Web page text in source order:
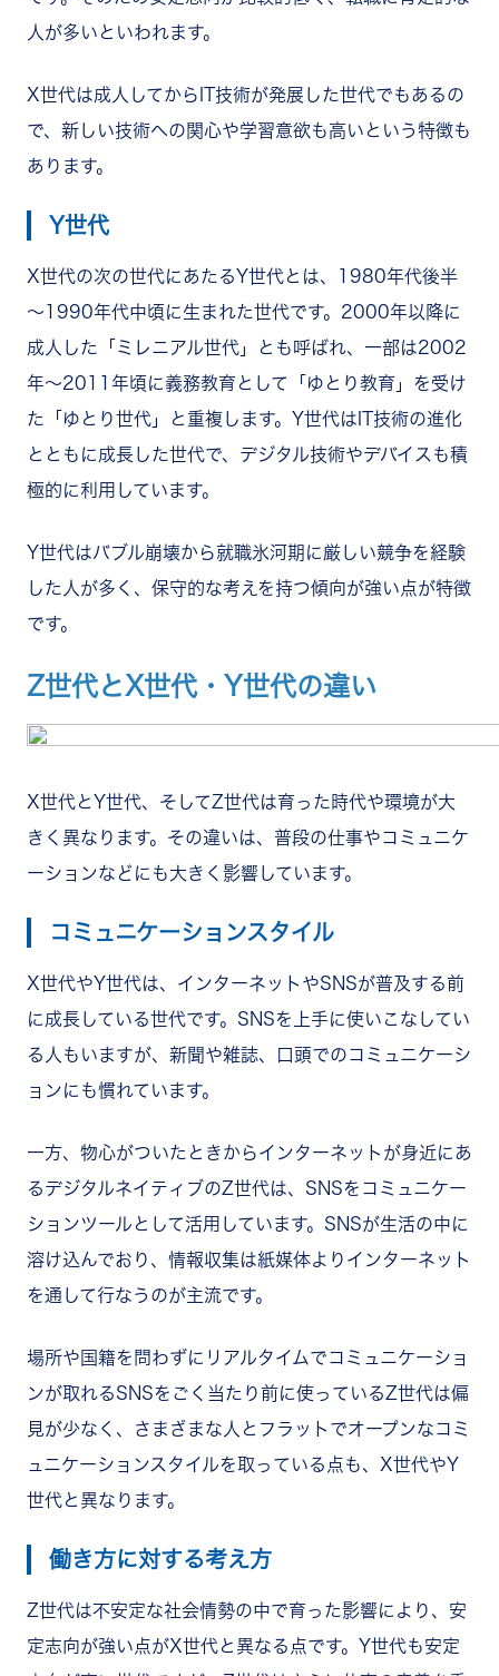
人が多いといわれます。
X世代は成人してからIT技術が発展した世代でもあるの
で、新しい技術への関心や学習意欲も高いという特徴も
あります。
Y世代
X世代の次の世代にあたるY世代とは、1980年代後半
～1990年代中頃に生まれた世代です。2000年以降に
成人した「ミレニアル世代」とも呼ばれ、一部は2002
年～2011年頃に義務教育として「ゆとり教育」を受け
た「ゆとり世代」と重複します。Y世代はIT技術の進化
とともに成長した世代で、デジタル技術やデバイスも積
極的に利用しています。
Y世代はバブル崩壊から就職氷河期に厳しい競争を経験
した人が多く、保守的な考えを持つ傾向が強い点が特徴
です。
Z世代とX世代・Y世代の違い
X世代とY世代、そしてZ世代は育った時代や環境が大
きく異なります。その違いは、普段の仕事やコミュニケ
ーションなどにも大きく影響しています。
コミュニケーションスタイル
X世代やY世代は、インターネットやSNSが普及する前
に成長している世代です。SNSを上手に使いこなしてい
る人もいますが、新聞や雑誌、口頭でのコミュニケーシ
ョンにも慣れています。
一方、物心がついたときからインターネットが身近にあ
るデジタルネイティブのZ世代は、SNSをコミュニケー
ションツールとして活用しています。SNSが生活の中に
溶け込んでおり、情報収集は紙媒体よりインターネット
を通して行なうのが主流です。
場所や国籍を問わずにリアルタイムでコミュニケーショ
ンが取れるSNSをごく当たり前に使っているZ世代は偏
見が少なく、さまざまな人とフラットでオープンなコミ
ュニケーションスタイルを取っている点も、X世代やY
世代と異なります。
働き方に対する考え方
Z世代は不安定な社会情勢の中で育った影響により、安
定志向が強い点がX世代と異なる点です。Y世代も安定